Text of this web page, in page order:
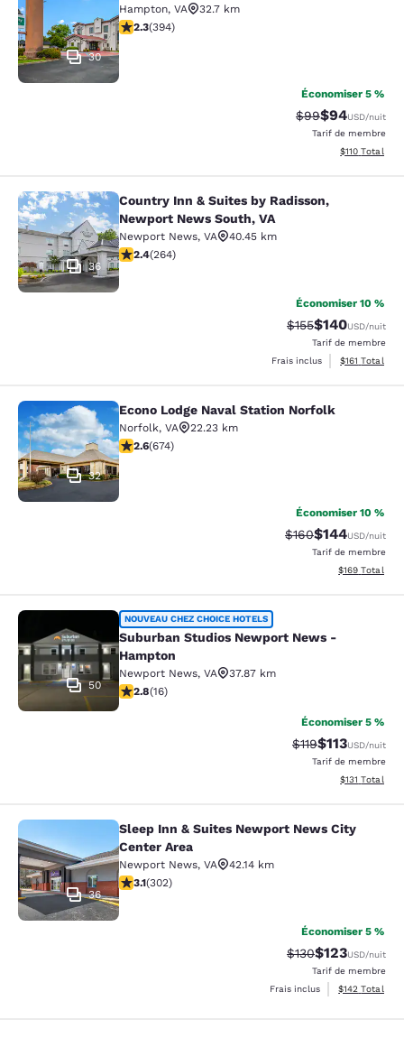
30
Hampton, VA
32.7 km
2.28 étoiles. Moyen. 394 commentaires
2.3(394)
Économiser 5 %
Tarif barré :
$99Tarif réduit :
$94USD/nuit
Tarif de membre
Afficher les
$110 Total
Country Inn & Suites by Radisson,
36
Country Inn & Suites by Radisson,
Newport News South, VA
Newport News, VA
40.45 km
2.38 étoiles. Moyen. 264 commentaires
2.4(264)
Économiser 10 %
Tarif barré :
$155Tarif réduit :
$140USD/nuit
Tarif de membre
Frais inclus
Afficher les
$161 Total
Econo Lodge Naval Station Norfolk
32
Econo Lodge Naval Station Norfolk
Norfolk, VA
22.23 km
2.61 étoiles. Moyen. 674 commentaires
2.6(674)
Économiser 10 %
Tarif barré :
$160Tarif réduit :
$144USD/nuit
Tarif de membre
Afficher les
$169 Total
Suburban Studios Newport News -
50
NOUVEAU CHEZ CHOICE HOTELS
Suburban Studios Newport News -
Hampton
Newport News, VA
37.87 km
2.75 étoiles. Moyen. 16 commentaires
2.8(16)
Économiser 5 %
Tarif barré :
$119Tarif réduit :
$113USD/nuit
Tarif de membre
Afficher les
$131 Total
Sleep Inn & Suites Newport News
36
Sleep Inn & Suites Newport News City
Center Area
Newport News, VA
42.14 km
3.07 étoiles. Moyen. 302 commentaires
3.1(302)
Économiser 5 %
Tarif barré :
$130Tarif réduit :
$123USD/nuit
Tarif de membre
Frais inclus
Afficher les
$142 Total